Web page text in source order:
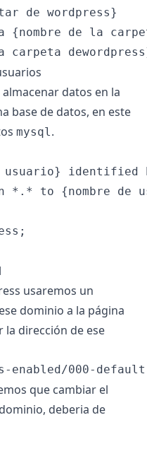
de wordpress}
{nombre de la
datos en la
base de datos, en este
mysql.
usuario}
*.* to {nombre de
usaremos un
dominio a la página
la dirección de ese
que cambiar el
deberia de